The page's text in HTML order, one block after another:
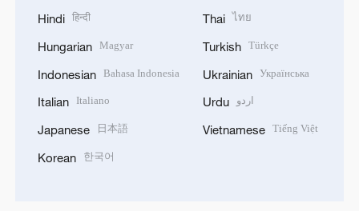
Hindi हिन्दी
Hungarian Magyar
Indonesian Bahasa Indonesia
Italian Italiano
Japanese 日本語
Korean 한국어
Thai ไทย
Turkish Türkçe
Ukrainian Українська
Urdu اردو
Vietnamese Tiếng Việt